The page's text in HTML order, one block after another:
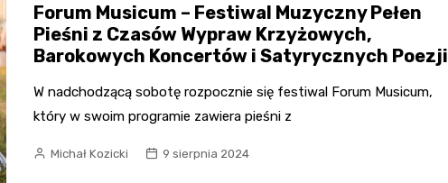
Forum Musicum – Festiwal Muzyczny Pełen
Pieśni z Czasów Wypraw Krzyżowych,
Barokowych Koncertów i Satyrycznych Poezji
W nadchodzącą sobotę rozpocznie się festiwal Forum Musicum,
który w swoim programie zawiera pieśni z
Michał Kozicki 9 sierpnia 2024